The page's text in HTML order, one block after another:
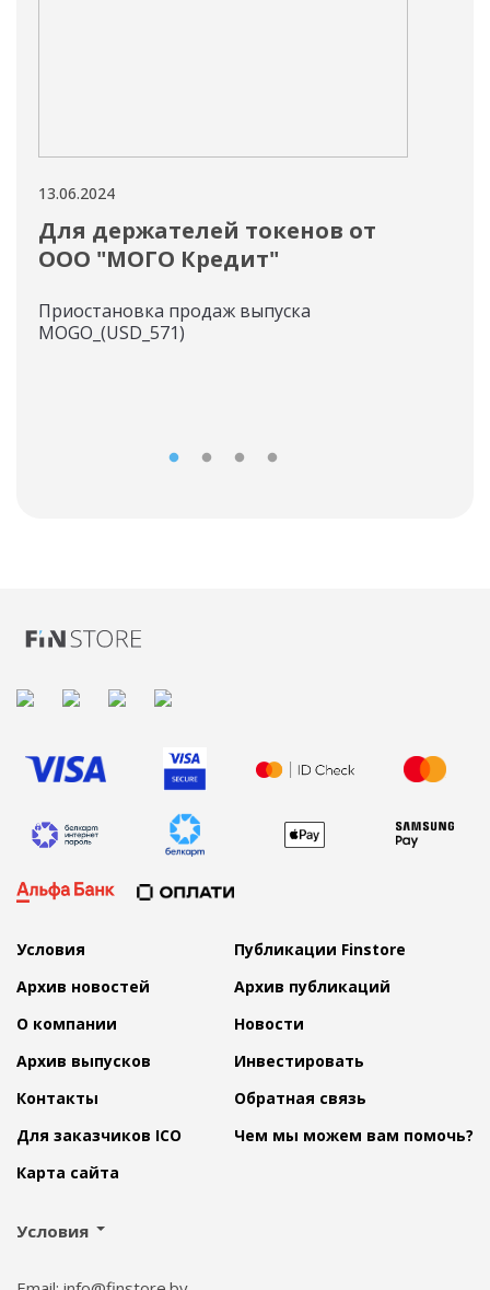
13.06.2024
Для держателей токенов от
ООО "МОГО Кредит"
Приостановка продаж выпуска
MOGO_(USD_571)
Условия
Публикации Finstore
Архив новостей
Архив публикаций
О компании
Новости
Архив выпусков
Инвестировать
Контакты
Обратная связь
Для заказчиков ICO
Чем мы можем вам помочь?
Карта сайта
Условия